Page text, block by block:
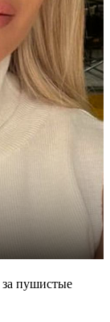
за пушистые